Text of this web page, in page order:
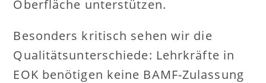
Oberfläche unterstützen.
Besonders kritisch sehen wir die
Qualitätsunterschiede: Lehrkräfte in
EOK benötigen keine BAMF-Zulassung